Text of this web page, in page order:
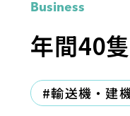
Business
年間40
#輸送機・建